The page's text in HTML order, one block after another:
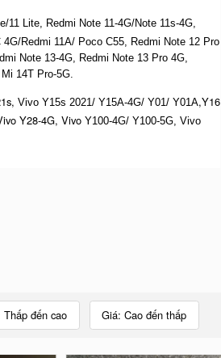
Lite, Redmi Note 11-4G/Note 11s-4G,
Redmi 11A/ Poco C55, Redmi Note 12 Pro
Note 13-4G, Redmi Note 13 Pro 4G,
14T Pro-5G.
Vivo Y15s 2021/ Y15A-4G/ Y01/ Y01A,Y16
Y28-4G, Vivo Y100-4G/ Y100-5G, Vivo
Thấp đến cao Giá: Cao đến thấp